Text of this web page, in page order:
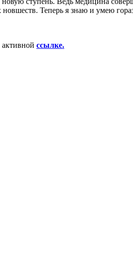
Теперь я знаю и умею
ссылке.